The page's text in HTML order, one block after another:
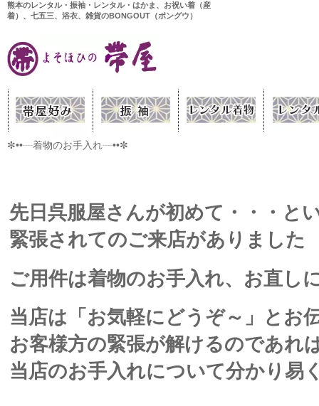
熊本のレンタル・振袖・レンタル・はかま、お祝い着（産
着）、七五三、浴衣、雑貨のBONGOUT（ボングウ）
✼••┈着物のお手入れ┈••✼
先日呉服屋さんが初めて・・・と
緊張されてのご来店がありました
ご用件は着物のお手入れ、お直し
当店は「お気軽にどうぞ～」とお
お客様方の緊張が解けるのであれ
当店のお手入れについて分かり易